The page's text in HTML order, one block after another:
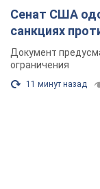
Сенат США
санкциях
Документ
ограничения
11 минут назад